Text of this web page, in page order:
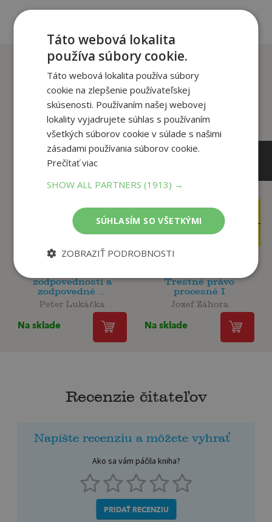
Zákazníci, ktorí si kúpili
tento titul si tiež kúpili
12,64€
zodpovednosti a
zodpovedné ...
Peter Lukáčka
Na sklade
35
33
Trestné právo
procesné I
Jozef Záhora
Na sklade
Recenzie čitateľov
Napíšte recenziu a môžete vyhrať
Ako sa vám páčila kniha?
PRIDAŤ RECENZIU
Táto webová lokalita
používa súbory cookie.
Táto webová lokalita používa súbory
cookie na zlepšenie používateľskej
skúsenosti. Používaním našej webovej
lokality vyjadrujete súhlas s používaním
všetkých súborov cookie v súlade s našimi
zásadami používania súborov cookie.
Prečítať viac
SHOW ALL PARTNERS(1913) →
SÚHLASÍM SO VŠETKÝMI
ZOBRAZIŤ PODROBNOSTI